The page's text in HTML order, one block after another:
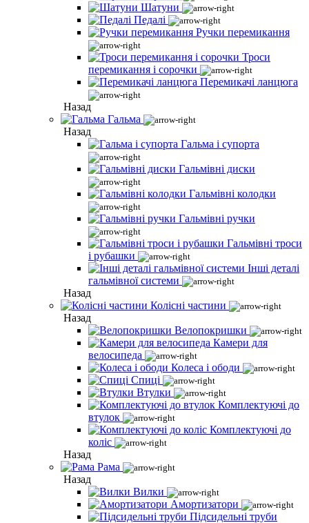
Шатуни
Педалі
Ручки перемикання
Троси
перемикання і сорочки
Перемикачі ланцюга
Назад
Гальма
Назад
Гальма і супорта
Гальмівні диски
Гальмівні колодки
Гальмівні ручки
Гальмівні троси
і рубашки
Інші деталі
гальмівної системи
Назад
Колісні частини
Назад
Велопокришки
Камери для
велосипеда
Колеса і ободи
Спиці
Втулки
Комплектуючі до
втулок
Комплектуючі до
коліс
Назад
Рама
Назад
Вилки
Амортизатори
Підсидельні труби